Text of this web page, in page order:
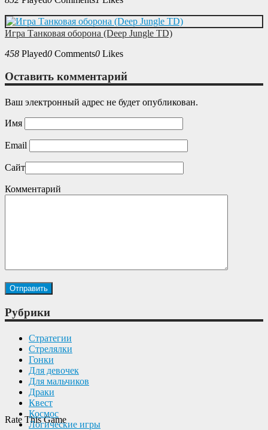
Rate This Game
Игра Танковая оборона (Deep Jungle TD)
458 Played0 Comments0 Likes
Оставить комментарий
Ваш электронный адрес не будет опубликован.
Имя
Email
Сайт
Комментарий
Рубрики
Cтратегии
Cтрелялки
Гонки
Для девочек
Для мальчиков
Драки
Квест
Космос
Логические игры